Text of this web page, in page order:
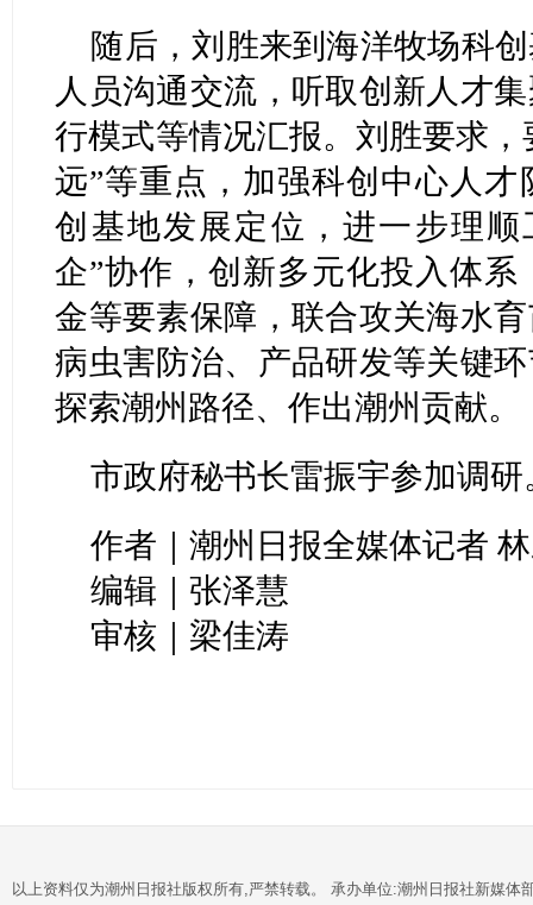
随后，刘胜来到海洋牧场科
人员沟通交流，听取创新人才
行模式等情况汇报。刘胜要求，
远”等重点，加强科创中心人
创基地发展定位，进一步理
企”协作，创新多元化投入体
金等要素保障，联合攻关海水
病虫害防治、产品研发等关键
探索潮州路径、作出潮州贡献。
市政府秘书长雷振宇参加调研
作者｜潮州日报全媒体记者
编辑｜张泽慧
审核｜梁佳涛
以上资料仅为潮州日报社版权所有,严禁转载。 承办单位:潮州日报社新媒体